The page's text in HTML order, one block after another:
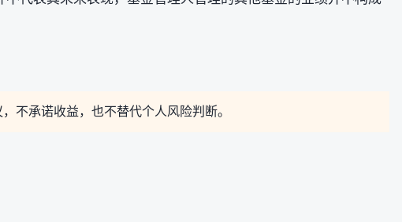
不承诺收益，也不替代个人风险判断。